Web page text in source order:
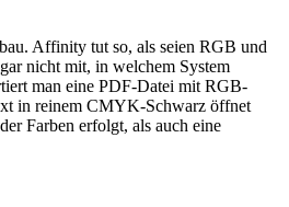
Affinity tut so, als seien RGB und
nicht mit, in welchem System
man eine PDF-Datei mit RGB-
in reinem CMYK-Schwarz öffnet
Farben erfolgt, als auch eine